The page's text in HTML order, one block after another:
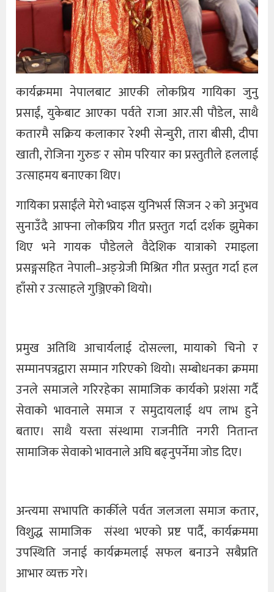
कार्यक्रममा नेपालबाट आएकी लोकप्रिय गायिका जुनु
प्रसाईं, युकेबाट आएका पर्वते राजा आर.सी पौडेल, साथै
कतारमै सक्रिय कलाकार रेश्मी सेन्चुरी, तारा बीसी, दीपा
खाती, रोजिना गुरुङ र सोम परियार का प्रस्तुतीले हललाई
उत्साहमय बनाएका थिए।
गायिका प्रसाईंले मेरो भ्वाइस युनिभर्स सिजन २ को अनुभव
सुनाउँदै आफ्ना लोकप्रिय गीत प्रस्तुत गर्दा दर्शक झुमेका
थिए भने गायक पौडेलले वैदेशिक यात्राको रमाइला
प्रसङ्गसहित नेपाली–अङ्ग्रेजी मिश्रित गीत प्रस्तुत गर्दा हल
हाँसो र उत्साहले गुञ्जिएको थियो।
प्रमुख अतिथि आचार्यलाई दोसल्ला, मायाको चिनो र
सम्मानपत्रद्वारा सम्मान गरिएको थियो। सम्बोधनका क्रममा
उनले समाजले गरिरहेका सामाजिक कार्यको प्रशंसा गर्दै
सेवाको भावनाले समाज र समुदायलाई थप लाभ हुने
बताए। साथै यस्ता संस्थामा राजनीति नगरी नितान्त
सामाजिक सेवाको भावनाले अघि बढ्नुपर्नेमा जोड दिए।
अन्त्यमा सभापति कार्कीले पर्वत जलजला समाज कतार,
विशुद्ध सामाजिक संस्था भएको प्रष्ट पार्दै, कार्यक्रममा
उपस्थिति जनाई कार्यक्रमलाई सफल बनाउने सबैप्रति
आभार व्यक्त गरे।